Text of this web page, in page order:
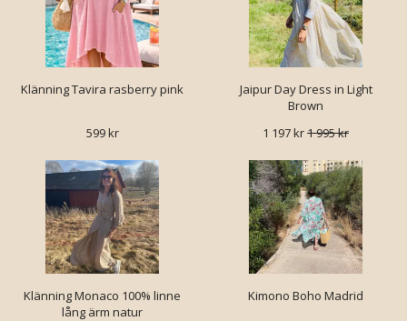
Klänning Tavira rasberry pink
599 kr
Jaipur Day Dress in Light
Brown
1 197 kr1 995 kr
Klänning Monaco 100% linne
lång ärm natur
Kimono Boho Madrid